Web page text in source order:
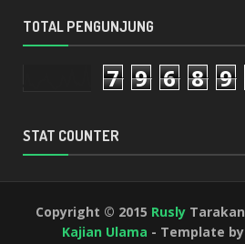
TOTAL PENGUNJUNG
7 9 6 8 9
STAT COUNTER
Copyright © 2015 RuslyTarakan
Kajian Ulama - Template by